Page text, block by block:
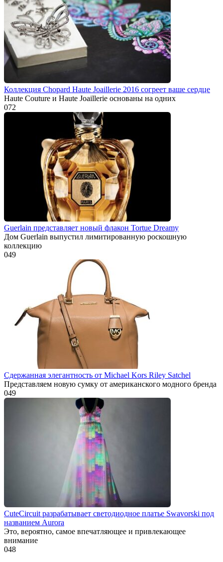
Коллекция Chopard Haute Joaillerie 2016 согреет ваше сердце
Haute Couture и Haute Joaillerie основаны на одних
072
Guerlain представляет новый флакон Tortue Dreamy
Дом Guerlain выпустил лимитированную роскошную
коллекцию
049
Сдержанная элегантность от Michael Kors Riley Satchel
Представляем новую сумку от американского модного бренда
049
CuteCircuit разрабатывает светодиодное платье Swavorski под
названием Aurora
Это, вероятно, самое впечатляющее и привлекающее
внимание
048